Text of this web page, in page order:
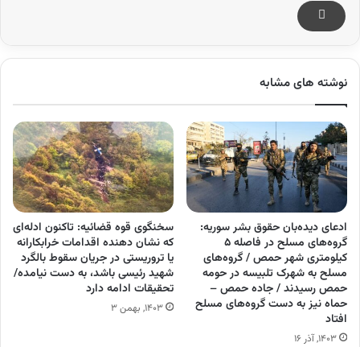
نوشته های مشابه
ادعای دیده‌بان حقوق بشر سوریه:
گروه‌های مسلح در فاصله ۵
کیلومتری شهر حمص / گروه‌های
مسلح به شهرک تلبیسه در حومه
حمص رسیدند / جاده حمص –
حماه نیز به دست گروه‌های مسلح
افتاد
۱۴۰۳, آذر ۱۶
سخنگوی قوه قضائیه: تاکنون ادله‌ای
که نشان دهنده اقدامات خرابکارانه
یا تروریستی در جریان سقوط بالگرد
شهید رئیسی باشد، به دست نیامده/
تحقیقات ادامه دارد
۱۴۰۳, بهمن ۳